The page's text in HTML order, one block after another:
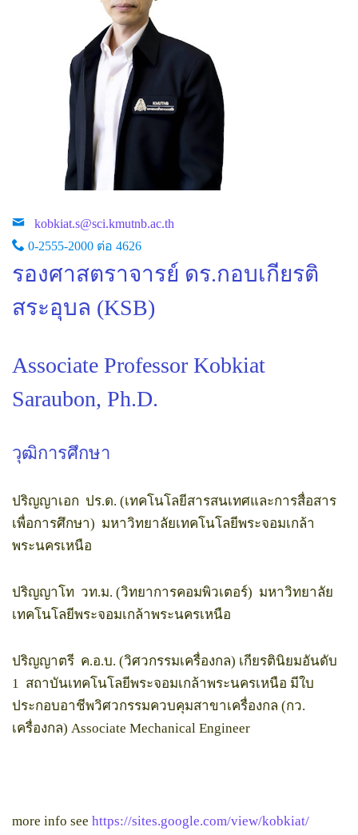
kobkiat.s@sci.kmutnb.ac.th
0-2555-2000 ต่อ 4626
รองศาสตราจารย์ ดร.กอบเกียรติ
สระอุบล (KSB)
Associate Professor Kobkiat
Saraubon, Ph.D.
วุฒิการศึกษา
ปริญญาเอก ปร.ด. (เทคโนโลยีสารสนเทศและการสื่อสาร
เพื่อการศึกษา) มหาวิทยาลัยเทคโนโลยีพระจอมเกล้า
พระนครเหนือ
ปริญญาโท วท.ม. (วิทยาการคอมพิวเตอร์) มหาวิทยาลัย
เทคโนโลยีพระจอมเกล้าพระนครเหนือ
ปริญญาตรี ค.อ.บ. (วิศวกรรมเครื่องกล) เกียรตินิยมอันดับ
1 สถาบันเทคโนโลยีพระจอมเกล้าพระนครเหนือ มีใบ
ประกอบอาชีพวิศวกรรมควบคุมสาขาเครื่องกล (กว.
เครื่องกล) Associate Mechanical Engineer
more info see https://sites.google.com/view/kobkiat/